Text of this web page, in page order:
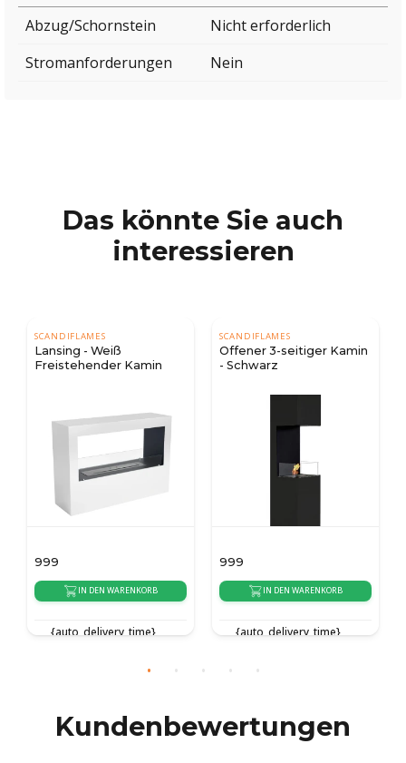
Abzug/Schornstein
Nicht erforderlich
Stromanforderungen
Nein
Das könnte Sie auch
interessieren
SCANDIFLAMES
Offener 3-seitiger Kamin
- Schwarz
IN DEN WARENKORB
{auto_delivery_time}
SAFRETTI
Safretti Curva ST -
Schwarz
IN DEN WARENKORB
{auto_delivery_time}
Kundenbewertungen